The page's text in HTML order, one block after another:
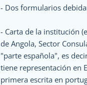
- Dos formularios
- Carta de la institución
de Angola, Sector
"parte española", es
tiene representación en
primera escrita en